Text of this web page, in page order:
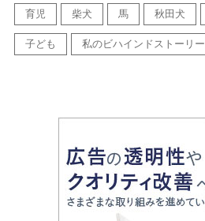
育児 柴犬 馬 秋田犬
子ども 私のビハインドストーリー